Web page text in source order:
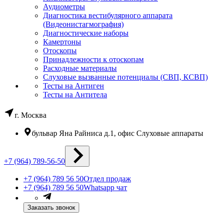
Аудиометры
Диагностика вестибулярного аппарата
(Видеонистагмография)
Диагностические наборы
Камертоны
Отоскопы
Принадлежности к отоскопам
Расходные материалы
Слуховые вызванные потенциалы (СВП, КСВП)
Тесты на Антиген
Тесты на Антитела
г. Москва
бульвар Яна Райниса д.1, офис Слуховые аппараты
+7 (964) 789-56-50
+7 (964) 789 56 50Отдел продаж
+7 (964) 789 56 50Whatsapp чат
Заказать звонок